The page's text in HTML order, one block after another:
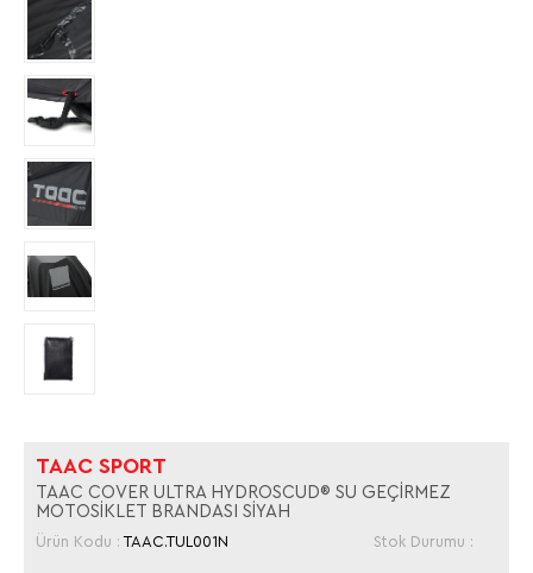
TAAC SPORT
TAAC COVER ULTRA HYDROSCUD® SU GEÇİRMEZ
MOTOSİKLET BRANDASI SİYAH
Ürün Kodu :TAAC.TUL001N Stok Durumu :